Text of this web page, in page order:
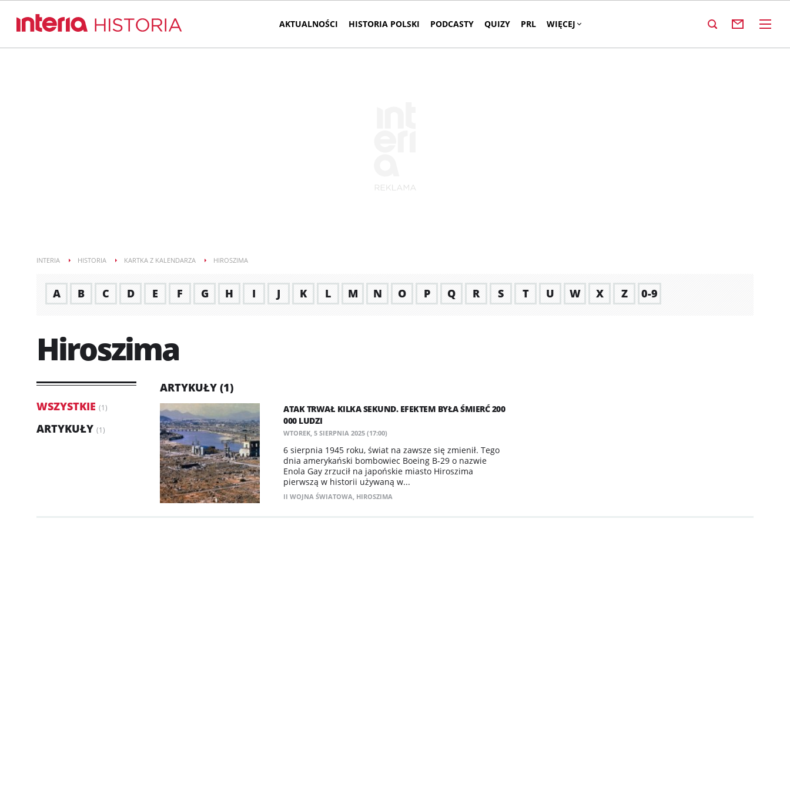
AKTUALNOŚCI HISTORIA POLSKI PODCASTY QUIZY PRL WIĘCEJ
INTERIA HISTORIA KARTKA Z KALENDARZA HIROSZIMA
A B C D E F G H I J K L M N O P Q R S T U W X Z 0-9
Hiroszima
WSZYSTKIE (1)
ARTYKUŁY (1)
ARTYKUŁY (1)
ATAK TRWAŁ KILKA SEKUND. EFEKTEM BYŁA ŚMIERĆ 200
000 LUDZI
WTOREK, 5 SIERPNIA 2025 (17:00)
6 sierpnia 1945 roku, świat na zawsze się zmienił. Tego
dnia amerykański bombowiec Boeing B-29 o nazwie
Enola Gay zrzucił na japońskie miasto Hiroszima
pierwszą w historii używaną w...
II WOJNA ŚWIATOWA, HIROSZIMA